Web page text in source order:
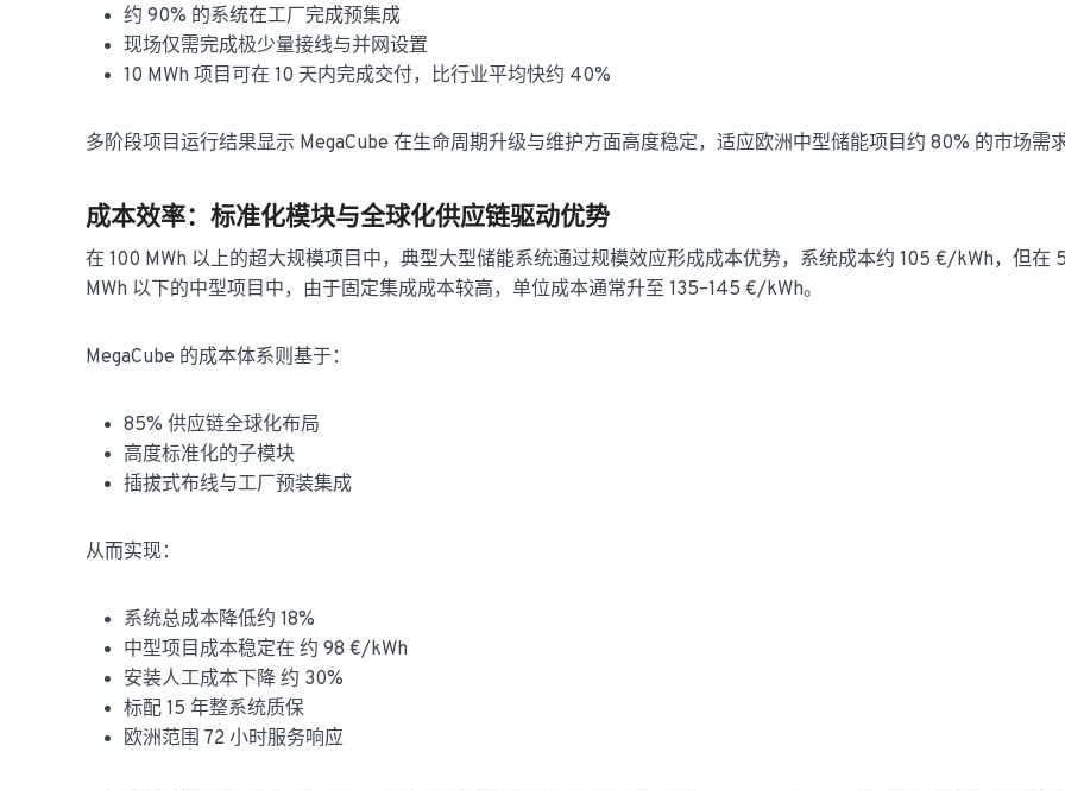
约 90% 的系统在工厂完成预集成
现场仅需完成极少量接线与并网设置
10 MWh 项目可在 10 天内完成交付，比行业平均快约 40%
多阶段项目运行结果显示 MegaCube 在生命周期升级与维护方面高度稳定，适应欧洲中型储能项目约 80% 的市场需
成本效率：标准化模块与全球化供应链驱动优势
在 100 MWh 以上的超大规模项目中，典型大型储能系统通过规模效应形成成本优势，系统成本约 105 €/kWh，但在
MWh 以下的中型项目中，由于固定集成成本较高，单位成本通常升至 135–145 €/kWh。
MegaCube 的成本体系则基于：
85% 供应链全球化布局
高度标准化的子模块
插拔式布线与工厂预装集成
从而实现：
系统总成本降低约 18%
中型项目成本稳定在 约 98 €/kWh
安装人工成本下降 约 30%
标配 15 年整系统质保
欧洲范围 72 小时服务响应